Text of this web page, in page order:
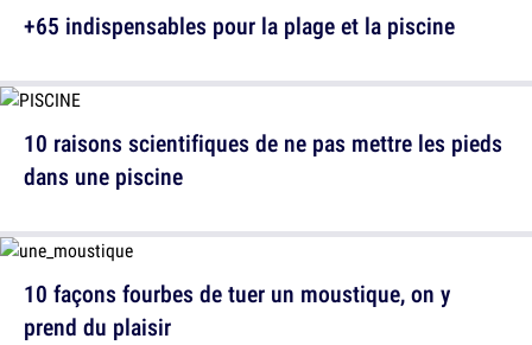
10 raisons scientifiques de ne pas mettre les pieds
dans une piscine
+65 indispensables pour la plage et la piscine
10 façons fourbes de tuer un moustique, on y
prend du plaisir